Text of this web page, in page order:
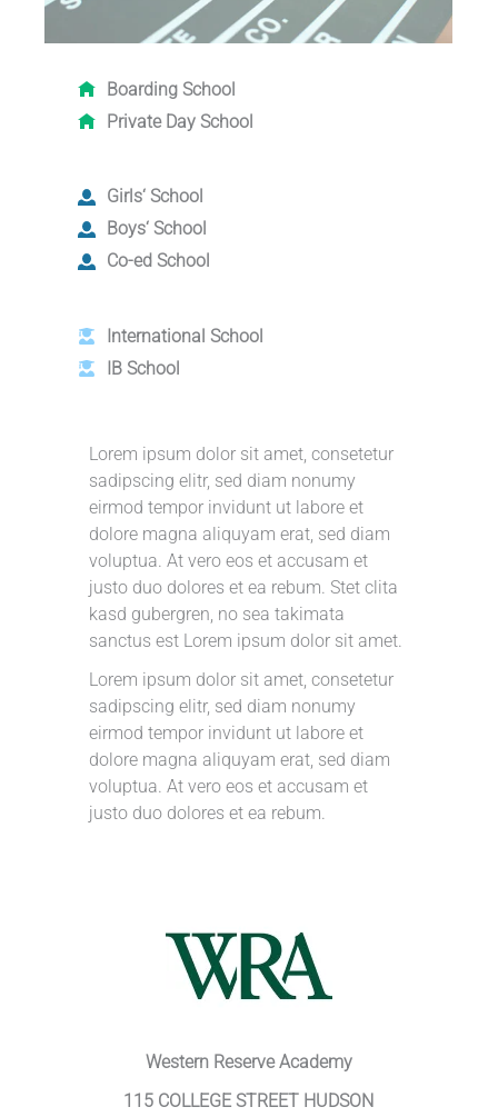
Boarding School
Private Day School
Girls‘ School
Boys‘ School
Co-ed School
International School
IB School
Lorem ipsum dolor sit amet, consetetur
sadipscing elitr, sed diam nonumy
eirmod tempor invidunt ut labore et
dolore magna aliquyam erat, sed diam
voluptua. At vero eos et accusam et
justo duo dolores et ea rebum. Stet clita
kasd gubergren, no sea takimata
sanctus est Lorem ipsum dolor sit amet.
Lorem ipsum dolor sit amet, consetetur
sadipscing elitr, sed diam nonumy
eirmod tempor invidunt ut labore et
dolore magna aliquyam erat, sed diam
voluptua. At vero eos et accusam et
justo duo dolores et ea rebum.
Western Reserve Academy
115 COLLEGE STREET HUDSON